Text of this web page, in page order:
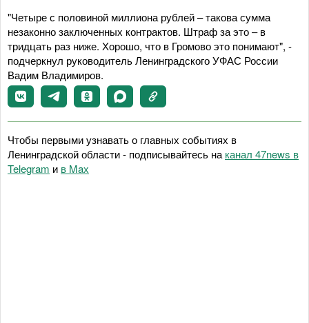
"Четыре с половиной миллиона рублей – такова сумма
незаконно заключенных контрактов. Штраф за это – в
тридцать раз ниже. Хорошо, что в Громово это понимают", -
подчеркнул руководитель Ленинградского УФАС России
Вадим Владимиров.
Чтобы первыми узнавать о главных событиях в
Ленинградской области - подписывайтесь на канал 47news в
Telegram и в Maх